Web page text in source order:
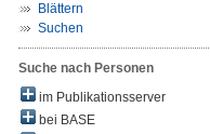
Blättern
Suchen
Suche nach Personen
im Publikationsserver
bei BASE